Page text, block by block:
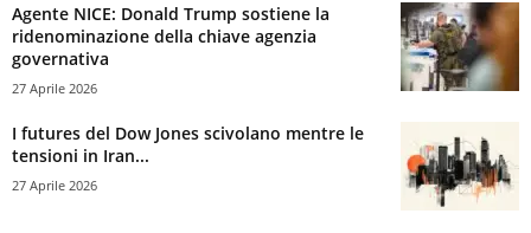
Agente NICE: Donald Trump sostiene la
ridenominazione della chiave agenzia
governativa
27 Aprile 2026
I futures del Dow Jones scivolano mentre le
tensioni in Iran...
27 Aprile 2026